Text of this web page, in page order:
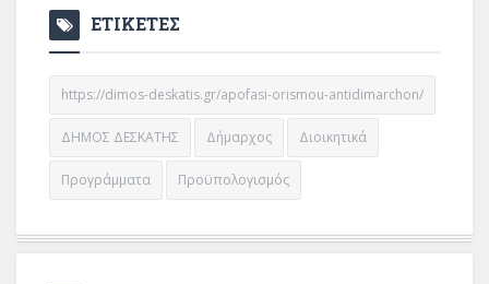
ΕΤΙΚΕΤΕΣ
https://dimos-deskatis.gr/apofasi-orismou-antidimarchon/
ΔΗΜΟΣ ΔΕΣΚΑΤΗΣ Δήμαρχος Διοικητικά
Προγράμματα Προϋπολογισμός